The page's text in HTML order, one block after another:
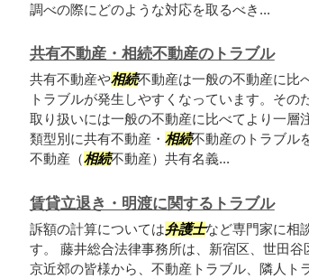
調べの際にどのような対応を取るべき...
共有不動産・相続不動産のトラブル
共有不動産や相続不動産は一般の不動産に比
トラブルが発生しやすくなっています。その
取り扱いには一般の不動産に比べてより一層
類型別に共有不動産・ 相続不動産のトラブル
不動産（相続不動産）共有名義...
賃貸立退き・明渡に関するトラブル
訴額の計算については弁護士など専門家に相
す。 藤井総合法律事務所は、新宿区、世田谷
京近郊の皆様から、不動産トラブル、隣人ト